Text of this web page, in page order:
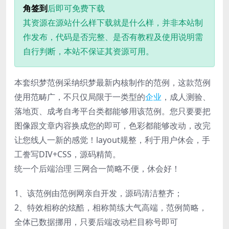
角签到后即可免费下载
其资源在源站什么样下载就是什么样，并非本站制
作发布，代码是否完整、是否有教程及使用说明需
自行判断，本站不保证其资源可用。
本套织梦范例采纳织梦最新内核制作的范例，这款范例
使用范畴广，不只仅局限于一类型的企业 ，成人测验、
落地页、成考自考平台类都能够用该范例。您只要要把
图像跟文章内容换成您的即可，色彩都能够改动，改完
让您线人一新的感觉！layout规整，利于用户休会，手
工誊写DIV+CSS，源码精简。
统一个后端治理 三网合一简略不便，休会好！
1、该范例由范例网亲自开发，源码清洁整齐；
2、特效相称的炫酷，相称简练大气高端，范例简略，
全体已数据挪用，只要后端改动栏目称号即可